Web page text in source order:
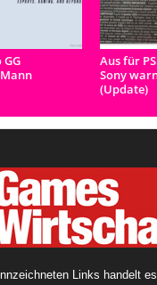
Aus für
Sony
(Update)
Links handelt